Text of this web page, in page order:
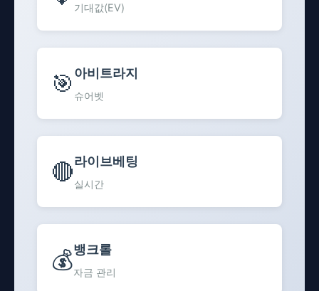
기대값(EV)
🎯 아비트라지
슈어벳
🔴라이브베팅
실시간
💰뱅크롤
자금 관리